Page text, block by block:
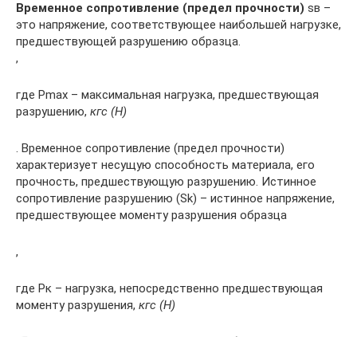
Временное сопротивление (предел прочности) sв –
это напряжение, соответствующее наибольшей нагрузке,
предшествующей разрушению образца.
,
где Рmax – максимальная нагрузка, предшествующая
разрушению, кгс (H)
. Временное сопротивление (предел прочности)
характеризует несущую способность материала, его
прочность, предшествующую разрушению. Истинное
сопротивление разрушению (Sk) – истинное напряжение,
предшествующее моменту разрушения образца
,
где Рк – нагрузка, непосредственно предшествующая
моменту разрушения, кгс (Н)